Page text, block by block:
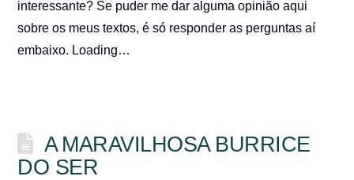
interessante? Se puder me dar alguma opinião aqui
sobre os meus textos, é só responder as perguntas aí
embaixo. Loading…
A MARAVILHOSA BURRICE
DO SER